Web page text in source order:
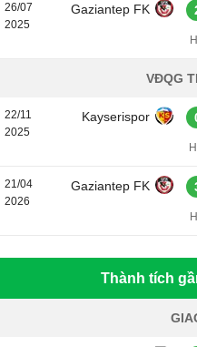
26/07
2025
Gaziantep FK
VĐQG
22/11
2025
Kayserispor
21/04
2026
Gaziantep FK
Thành tích